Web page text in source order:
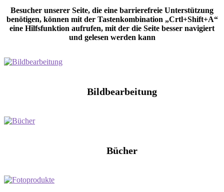
Besucher unserer Seite, die eine barrierefreie Unterstützung
benötigen, können mit der Tastenkombination „Crtl+Shift+A“
eine Hilfsfunktion aufrufen, mit der die Seite besser navigiert
und gelesen werden kann
Bildbearbeitung
Bücher